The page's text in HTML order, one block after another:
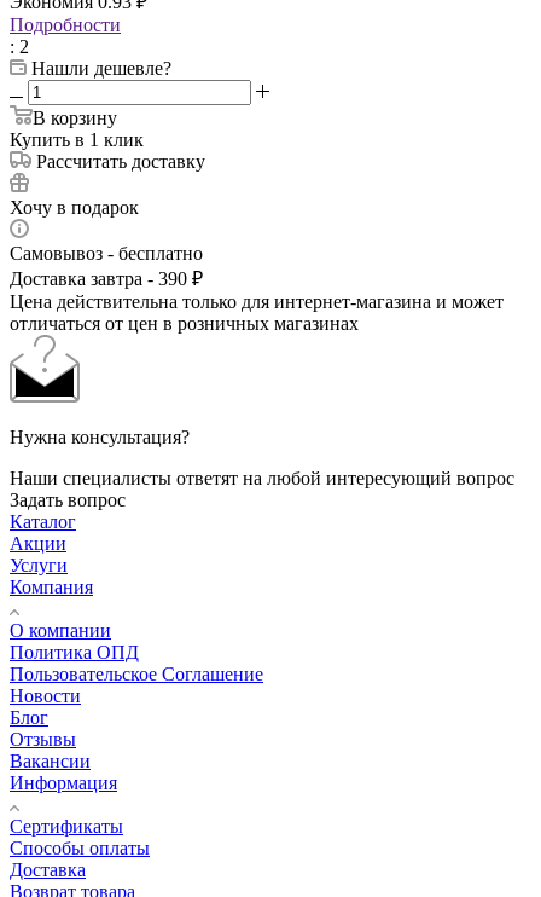
Подробности
: 2
Нашли дешевле?
В корзину
Купить в 1 клик
Рассчитать доставку
Хочу в подарок
Самовывоз - бесплатно
Доставка завтра - 390 ₽
Цена действительна только для интернет-магазина и может
отличаться от цен в розничных магазинах
Нужна консультация?
Наши специалисты ответят на любой интересующий вопрос
Задать вопрос
Каталог
Акции
Услуги
Компания
О компании
Политика ОПД
Пользовательское Соглашение
Новости
Блог
Отзывы
Вакансии
Информация
Сертификаты
Способы оплаты
Доставка
Возврат товара